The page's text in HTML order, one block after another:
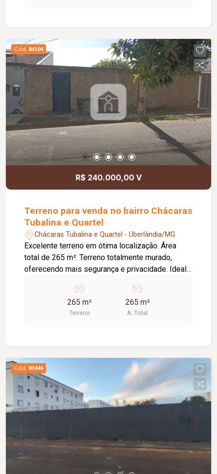
Cód. 84104
R$ 240.000,00 V
Terreno para venda no bairro Chácaras
Tubalina e Quartel
Chácaras Tubalina e Quartel - Uberlândia/MG
Excelente terreno em ótima localização. Área
total de 265 m². Terreno totalmente murado,
oferecendo mais segurança e privacidade. Ideal
em uma região com grande potencial de
comércio e serviços nas proximidades.
265 m²
Terreno
265 m²
A. Total
Cód. 83446